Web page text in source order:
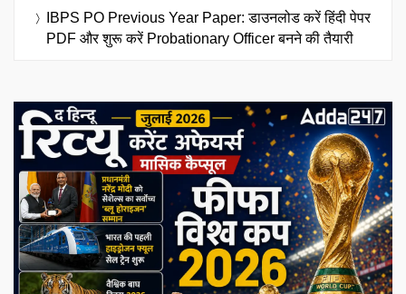
IBPS PO Previous Year Paper: डाउनलोड करें हिंदी पेपर
PDF और शुरू करें Probationary Officer बनने की तैयारी